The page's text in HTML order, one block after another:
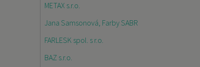
METAX s.r.o.
Jana Samsonová, Farby SABR
FARLESK spol. s r.o.
BAZ s.r.o.